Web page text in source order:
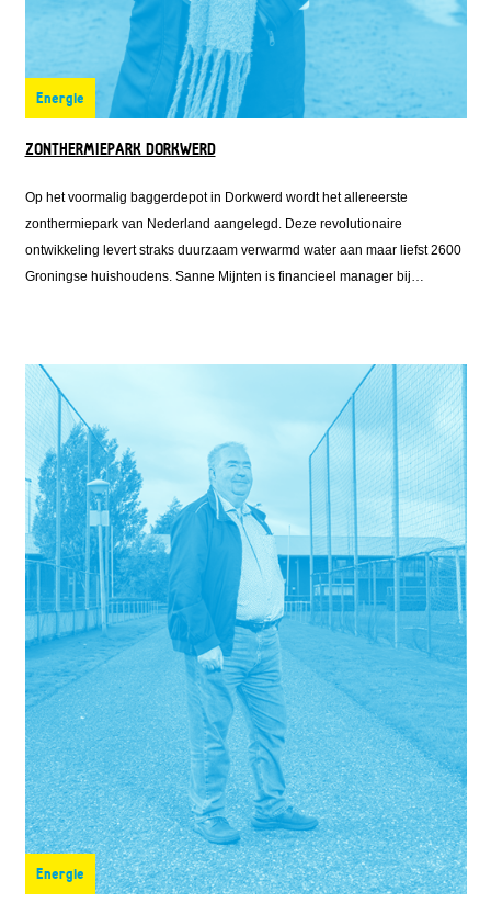
Energie
ZONTHERMIEPARK DORKWERD
Op het voormalig baggerdepot in Dorkwerd wordt het allereerste
zonthermiepark van Nederland aangelegd. Deze revolutionaire
ontwikkeling levert straks duurzaam verwarmd water aan maar liefst 2600
Groningse huishoudens. Sanne Mijnten is financieel manager bij
Energie